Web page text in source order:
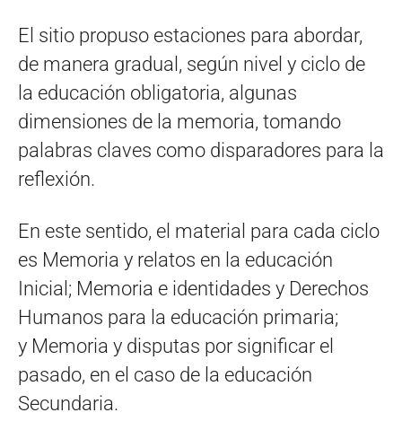
El sitio propuso estaciones para abordar,
de manera gradual, según nivel y ciclo de
la educación obligatoria, algunas
dimensiones de la memoria, tomando
palabras claves como disparadores para la
reflexión.
En este sentido, el material para cada ciclo
es Memoria y relatos en la educación
Inicial; Memoria e identidades y Derechos
Humanos para la educación primaria;
y Memoria y disputas por significar el
pasado, en el caso de la educación
Secundaria.